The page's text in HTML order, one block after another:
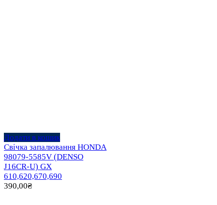
Додати в кошик
Свічка запалювання HONDA
98079-5585V (DENSO
J16CR-U) GX
610,620,670,690
390,00₴